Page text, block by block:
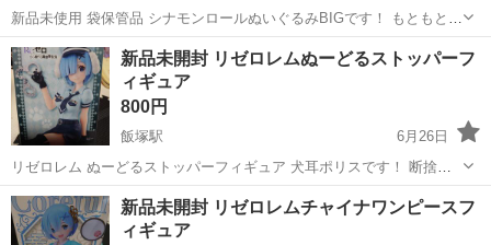
新品未使用 袋保管品 シナモンロールぬいぐるみBIGです！ もともとタ
グがありませんでした。 サイズ約30×35cm
福岡 飯塚市 飯塚駅 おもちゃ シナモンロール
新品未開封 リゼロレムぬーどるストッパーフ
ィギュア
800円
飯塚駅
6月26日
リゼロレム ぬーどるストッパーフィギュア 犬耳ポリスです！ 断捨離
中の為出品させて頂きます(*.ˬ.)"
福岡 飯塚市 飯塚駅 フィギュア リゼロレム
新品未開封 リゼロレムチャイナワンピースフ
ィギュア